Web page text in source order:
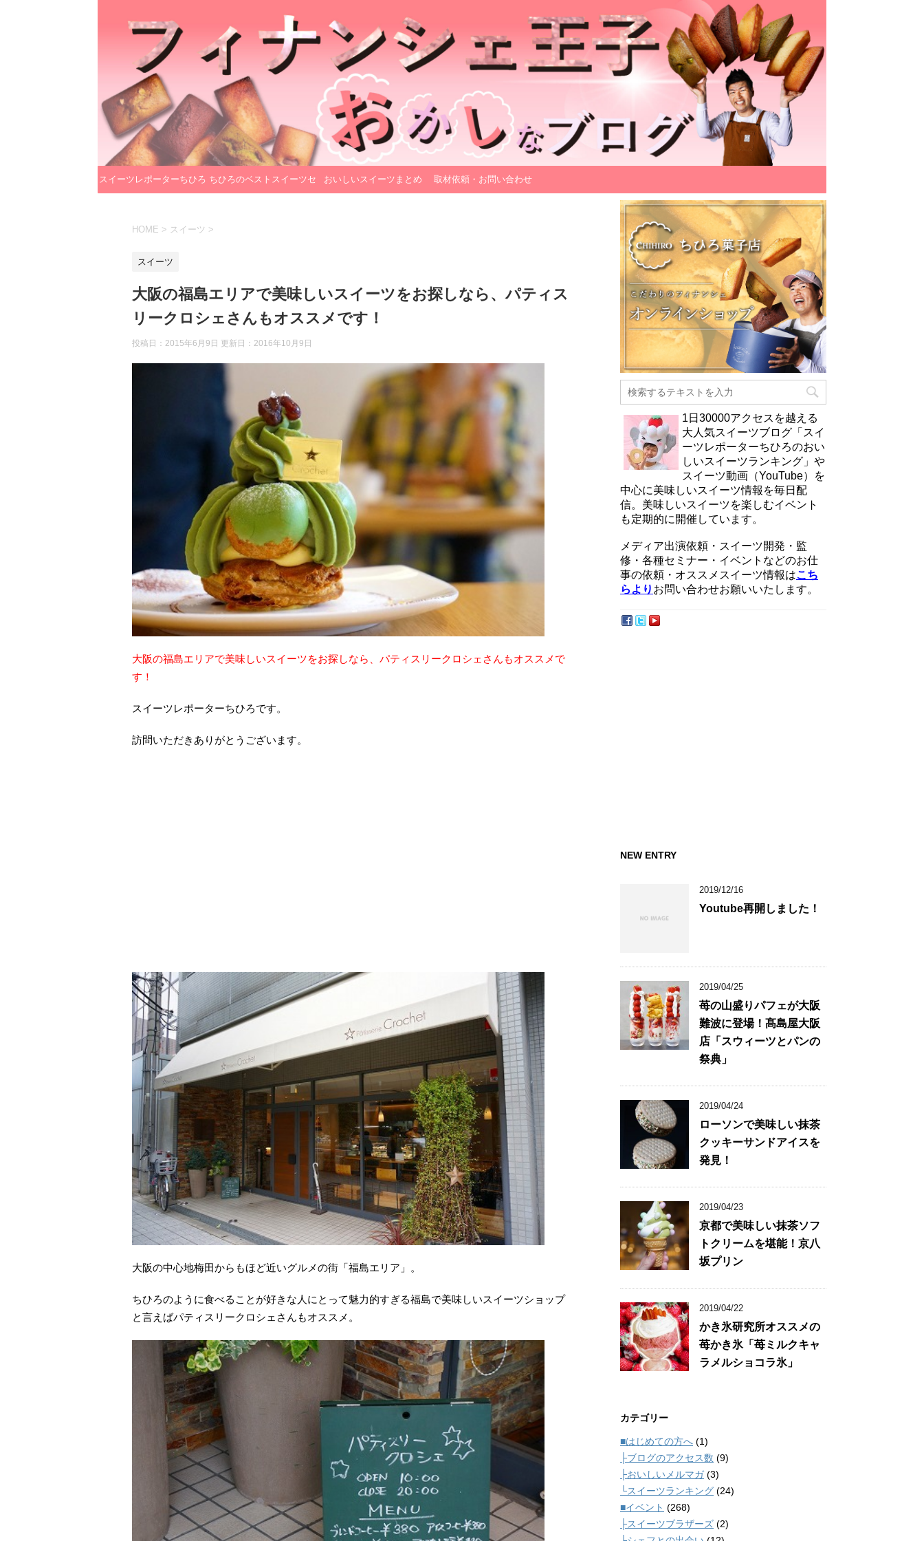
スイーツレポーターちひろ ちひろのベストスイーツセ おいしいスイーツまとめ 取材依頼・お問い合わせ
HOME > スイーツ >
スイーツ
大阪の福島エリアで美味しいスイーツをお探しなら、パティス
リークロシェさんもオススメです！
投稿日：2015年6月9日 更新日： 2016年10月9日
大阪の福島エリアで美味しいスイーツをお探しなら、パティスリークロシェさんもオススメで
す！
スイーツレポーターちひろです。
訪問いただきありがとうございます。
大阪の中心地梅田からもほど近いグルメの街「福島エリア」。
ちひろのように食べることが好きな人にとって魅力的すぎる福島で美味しいスイーツショップ
と言えばパティスリークロシェさんもオススメ。
1日30000アクセスを越える
大人気スイーツブログ「スイ
ーツレポーターちひろのおい
しいスイーツランキング」や
スイーツ動画（YouTube）を
中心に美味しいスイーツ情報を毎日配
信。美味しいスイーツを楽しむイベント
も定期的に開催しています。
メディア出演依頼・スイーツ開発・監
修・各種セミナー・イベントなどのお仕
事の依頼・オススメスイーツ情報はこち
らより お問い合わせお願いいたします。
NEW ENTRY
2019/12/16
Youtube再開しました！
2019/04/25
苺の山盛りパフェが大阪
難波に登場！髙島屋大阪
店「スウィーツとパンの
祭典」
2019/04/24
ローソンで美味しい抹茶
クッキーサンドアイスを
発見！
2019/04/23
京都で美味しい抹茶ソフ
トクリームを堪能！京八
坂プリン
2019/04/22
かき氷研究所オススメの
苺かき氷「苺ミルクキャ
ラメルショコラ氷」
カテゴリー
■はじめての方へ (1)
├ブログのアクセス数 (9)
├おいしいメルマガ(3)
└スイーツランキング (24)
■イベント (268)
├スイーツブラザーズ (2)